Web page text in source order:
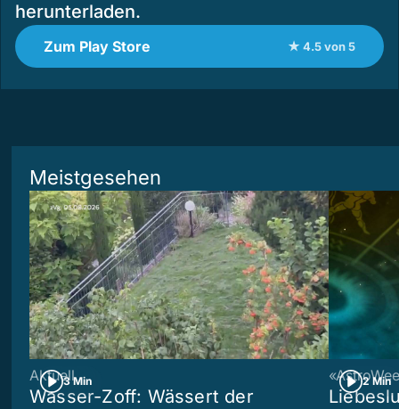
herunterladen.
Zum Play Store ★ 4.5 von 5
Meistgesehen
3 Min
Aktuell
Wasser-Zoff: Wässert der
2 Min